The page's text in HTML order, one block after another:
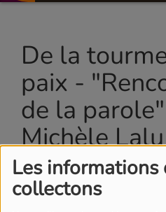
Les informations
collectons
De la
paix -
de la
Michèle Lalu